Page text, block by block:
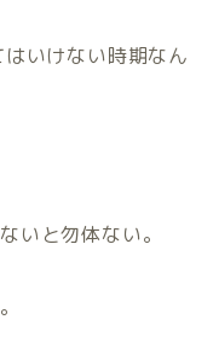
いけない時期なん
いと勿体ない。